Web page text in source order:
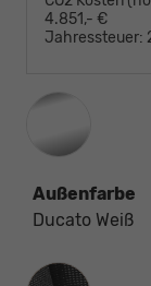
4.851,- €
Jahressteuer:
Außenfarbe
Ducato Weiß